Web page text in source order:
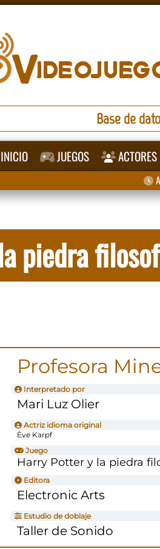
Base de
INICIO JUEGOS ACTORES
piedra
Profesora
Interpretado por
Mari Luz Olier
Actriz idioma original
Ève Karpf
Juego
Harry Potter y la piedra
Editora
Electronic Arts
Estudio de doblaje
Taller de Sonido